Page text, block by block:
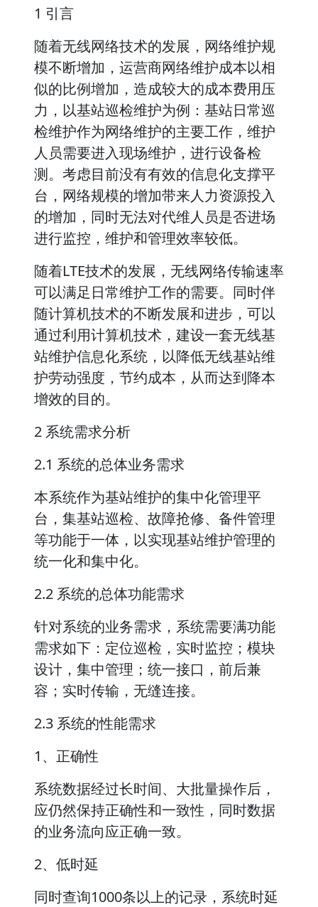
1 引言
随着无线网络技术的发展，网络维护规
模不断增加，运营商网络维护成本以相
似的比例增加，造成较大的成本费用压
力，以基站巡检维护为例：基站日常巡
检维护作为网络维护的主要工作，维护
人员需要进入现场维护，进行设备检
测。考虑目前没有有效的信息化支撑平
台，网络规模的增加带来人力资源投入
的增加，同时无法对代维人员是否进场
进行监控，维护和管理效率较低。
随着LTE技术的发展，无线网络传输速率
可以满足日常维护工作的需要。同时伴
随计算机技术的不断发展和进步，可以
通过利用计算机技术，建设一套无线基
站维护信息化系统，以降低无线基站维
护劳动强度，节约成本，从而达到降本
增效的目的。
2 系统需求分析
2.1 系统的总体业务需求
本系统作为基站维护的集中化管理平
台，集基站巡检、故障抢修、备件管理
等功能于一体，以实现基站维护管理的
统一化和集中化。
2.2 系统的总体功能需求
针对系统的业务需求，系统需要满功能
需求如下：定位巡检，实时监控；模块
设计，集中管理；统一接口，前后兼
容；实时传输，无缝连接。
2.3 系统的性能需求
1、正确性
系统数据经过长时间、大批量操作后，
应仍然保持正确性和一致性，同时数据
的业务流向应正确一致。
2、低时延
同时查询1000条以上的记录，系统时延